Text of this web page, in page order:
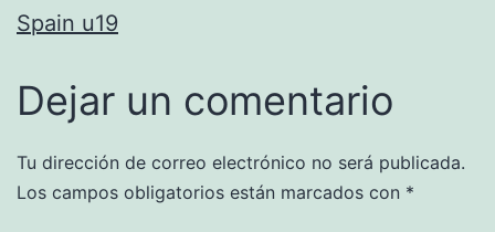
Spain u19
Dejar un comentario
Tu dirección de correo electrónico no será publicada.
Los campos obligatorios están marcados con *